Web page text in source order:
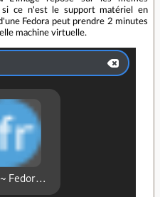
si ce n'est le support matériel en
Fedora peut prendre 2 minutes
machine virtuelle.